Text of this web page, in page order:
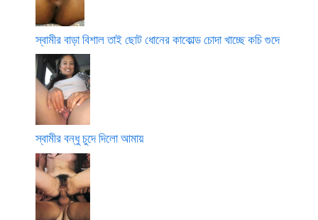
স্বামীর বাড়া বিশাল তাই ছোট ধোনের কাকোল্ড চোদা খাচ্ছে কচি গুদে
স্বামীর বন্ধু চুদে দিলো আমায়